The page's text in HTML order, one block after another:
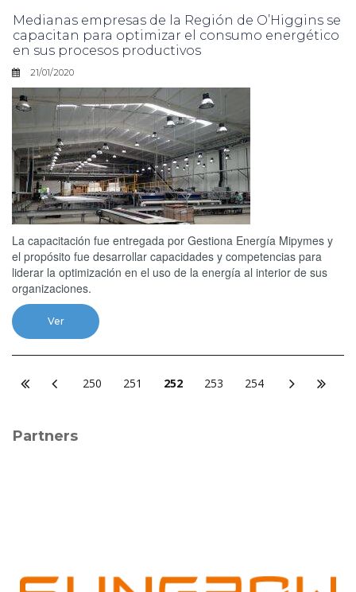
Medianas empresas de la Región de O’Higgins se
capacitan para optimizar el consumo energético
en sus procesos productivos
21/01/2020
La capacitación fue entregada por Gestiona Energía Mipymes y
el propósito fue desarrollar capacidades y competencias para
liderar la optimización en el uso de la energía al interior de sus
organizaciones.
Ver
250 251 252 253 254
Partners